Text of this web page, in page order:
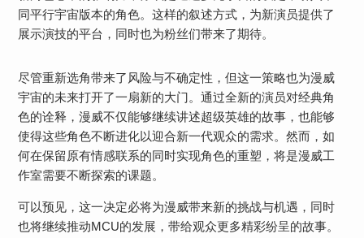
同平行宇宙版本的角色。这样的叙述方式，为新演员提供了
展示演技的平台，同时也为粉丝们带来了期待。
尽管重新选角带来了风险与不确定性，但这一策略也为漫威
宇宙的未来打开了一扇新的大门。通过全新的演员对经典角
色的诠释，漫威不仅能够继续讲述超级英雄的故事，也能够
使得这些角色不断进化以迎合新一代观众的需求。然而，如
何在保留原有情感联系的同时实现角色的重塑，将是漫威工
作室需要不断探索的课题。
可以预见，这一决定必将为漫威带来新的挑战与机遇，同时
也将继续推动MCU的发展，带给观众更多精彩纷呈的故事。